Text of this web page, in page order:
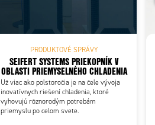
PRODUKTOVÉ SPRÁVY
SEIFERT SYSTEMS PRIEKOPNÍK V
OBLASTI PRIEMYSELNÉHO CHLADENIA
Už viac ako polstoročia je na čele vývoja
inovatívnych riešení chladenia, ktoré
vyhovujú rôznorodým potrebám
priemyslu po celom svete.